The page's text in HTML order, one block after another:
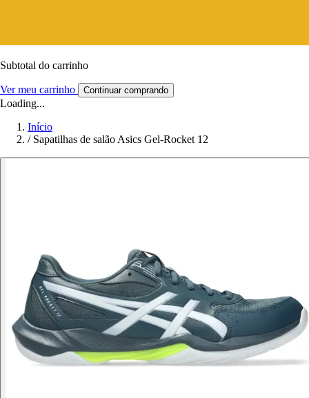
Subtotal do carrinho
Ver meu carrinho Continuar comprando
Loading...
Início
/ Sapatilhas de salão Asics Gel-Rocket 12